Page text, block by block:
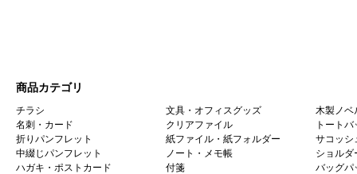
商品カテゴリ
チラシ
名刺・カード
折りパンフレット
中綴じパンフレット
ハガキ・ポストカード
文具・オフィスグッズ
クリアファイル
紙ファイル・紙フォルダー
ノート・メモ帳
付箋
木製ノベ
トートバ
サコッシ
ショルダ
バッグパ